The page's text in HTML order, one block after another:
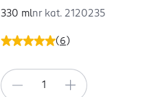
( 6 )
330 mlnr kat. 2120235